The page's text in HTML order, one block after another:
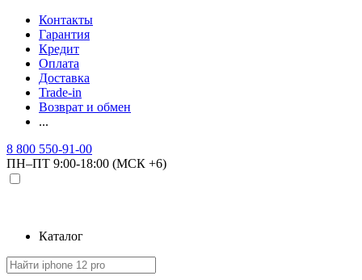
Контакты
Гарантия
Кредит
Оплата
Доставка
Trade-in
Возврат и обмен
...
8 800 550-91-00
ПН–ПТ 9:00-18:00 (МСК +6)
Каталог